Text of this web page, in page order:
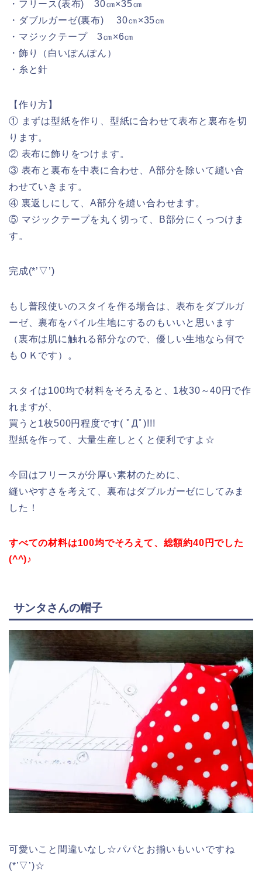
・フリース(表布) 30㎝×35㎝
・ダブルガーゼ(裏布) 30㎝×35㎝
・マジックテープ 3㎝×6㎝
・飾り（白いぽんぽん）
・糸と針
【作り方】
① まずは型紙を作り、型紙に合わせて表布と裏布を切
ります。
② 表布に飾りをつけます。
③ 表布と裏布を中表に合わせ、A部分を除いて縫い合
わせていきます。
④ 裏返しにして、A部分を縫い合わせます。
⑤ マジックテープを丸く切って、B部分にくっつけま
す。
完成(*’▽’)
もし普段使いのスタイを作る場合は、表布をダブルガ
ーゼ、裏布をパイル生地にするのもいいと思います
（裏布は肌に触れる部分なので、優しい生地なら何で
もＯＫです）。
スタイは100均で材料をそろえると、1枚30～40円で作
れますが、
買うと1枚500円程度です( ﾟДﾟ)!!!
型紙を作って、大量生産しとくと便利ですよ☆
今回はフリースが分厚い素材のために、
縫いやすさを考えて、裏布はダブルガーゼにしてみま
した！
すべての材料は100均でそろえて、総額約40円でした
(^^)♪
サンタさんの帽子
可愛いこと間違いなし☆パパとお揃いもいいですね
(*’▽’)☆